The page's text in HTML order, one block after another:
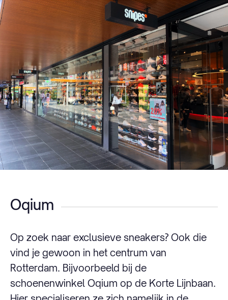
Oqium
Op zoek naar exclusieve sneakers? Ook die
vind je gewoon in het centrum van
Rotterdam. Bijvoorbeeld bij de
schoenenwinkel Oqium op de Korte Lijnbaan.